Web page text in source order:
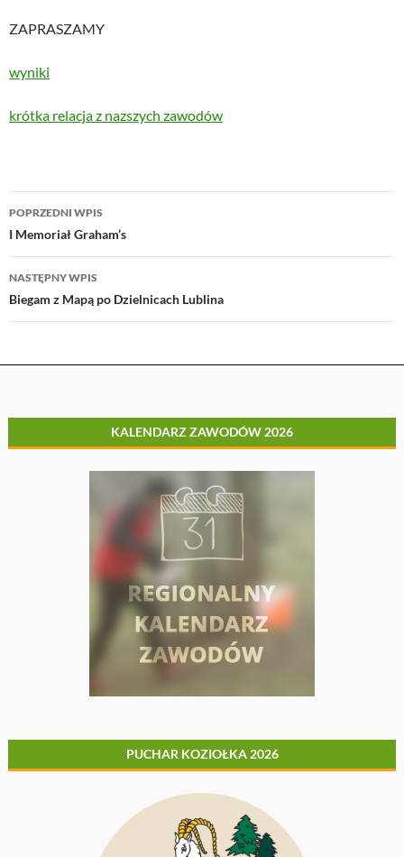
ZAPRASZAMY
wyniki
krótka relacja z nazszych zawodów
Nawigacja
wpisu
POPRZEDNI WPIS
I Memoriał Graham’s
NASTĘPNY WPIS
Biegam z Mapą po Dzielnicach Lublina
KALENDARZ ZAWODÓW 2026
PUCHAR KOZIOŁKA 2026